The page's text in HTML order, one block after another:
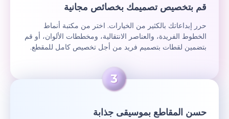
قم بتخصيص تصميمك بخصائص مجانية
حرر إبداعاتك بالكثير من الخيارات. اختر من مكتبة أنماط
الخطوط الفريدة، والعناصر الانتقالية، ومخططات الألوان، أو قم
بتضمين لقطات بتصميم فريد من أجل تخصيص كامل للمقطع.
حسن المقاطع بموسيقى جذابة